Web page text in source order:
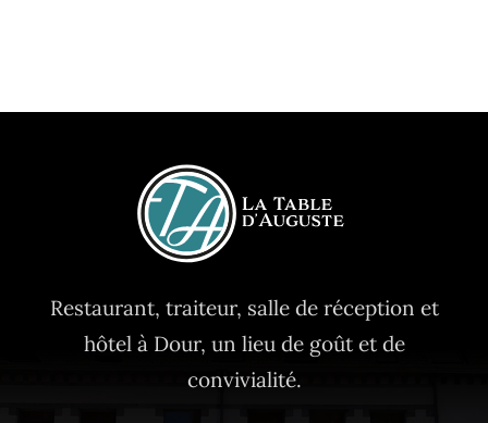
Restaurant, traiteur, salle de réception et
hôtel à Dour, un lieu de goût et de
convivialité.